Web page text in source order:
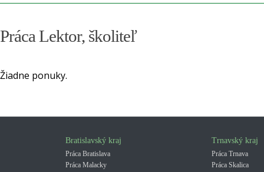
Práca Lektor, školiteľ
Žiadne ponuky.
Bratislavský kraj
Práca Bratislava
Práca Malacky
Trnavský kraj
Práca Trnava
Práca Skalica